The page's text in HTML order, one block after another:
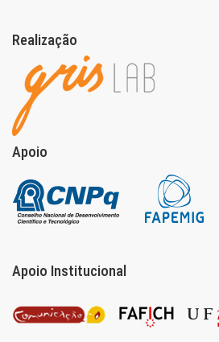
Realização
Apoio
Apoio Institucional